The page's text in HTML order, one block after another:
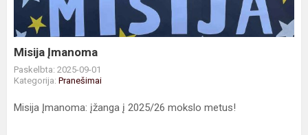
Misija Įmanoma
Paskelbta: 2025-09-01
Kategorija: Pranešimai
Misija Įmanoma: įžanga į 2025/26 mokslo metus!